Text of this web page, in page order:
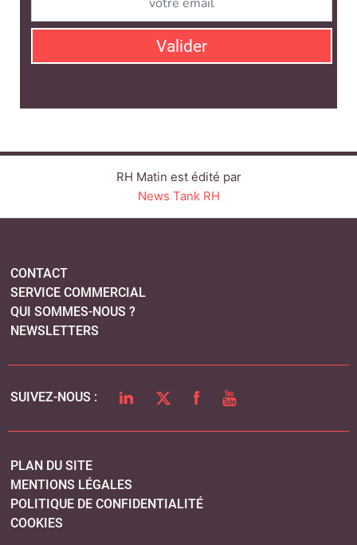
Valider
RH Matin est édité par
News Tank RH
CONTACT
SERVICE COMMERCIAL
QUI SOMMES-NOUS ?
NEWSLETTERS
SUIVEZ-NOUS : LINKEDINTWITTERFACEBOOK
YOUTUBE
PLAN DU SITE
MENTIONS LÉGALES
POLITIQUE DE CONFIDENTIALITÉ
COOKIES